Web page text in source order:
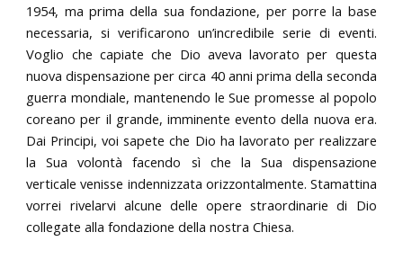
1954, ma prima della sua fondazione, per porre la base
necessaria, si verificarono un’incredibile serie di eventi.
Voglio che capiate che Dio aveva lavorato per questa
nuova dispensazione per circa 40 anni prima della seconda
guerra mondiale, mantenendo le Sue promesse al popolo
coreano per il grande, imminente evento della nuova era.
Dai Principi, voi sapete che Dio ha lavorato per realizzare
la Sua volontà facendo sì che la Sua dispensazione
verticale venisse indennizzata orizzontalmente. Stamattina
vorrei rivelarvi alcune delle opere straordinarie di Dio
collegate alla fondazione della nostra Chiesa.